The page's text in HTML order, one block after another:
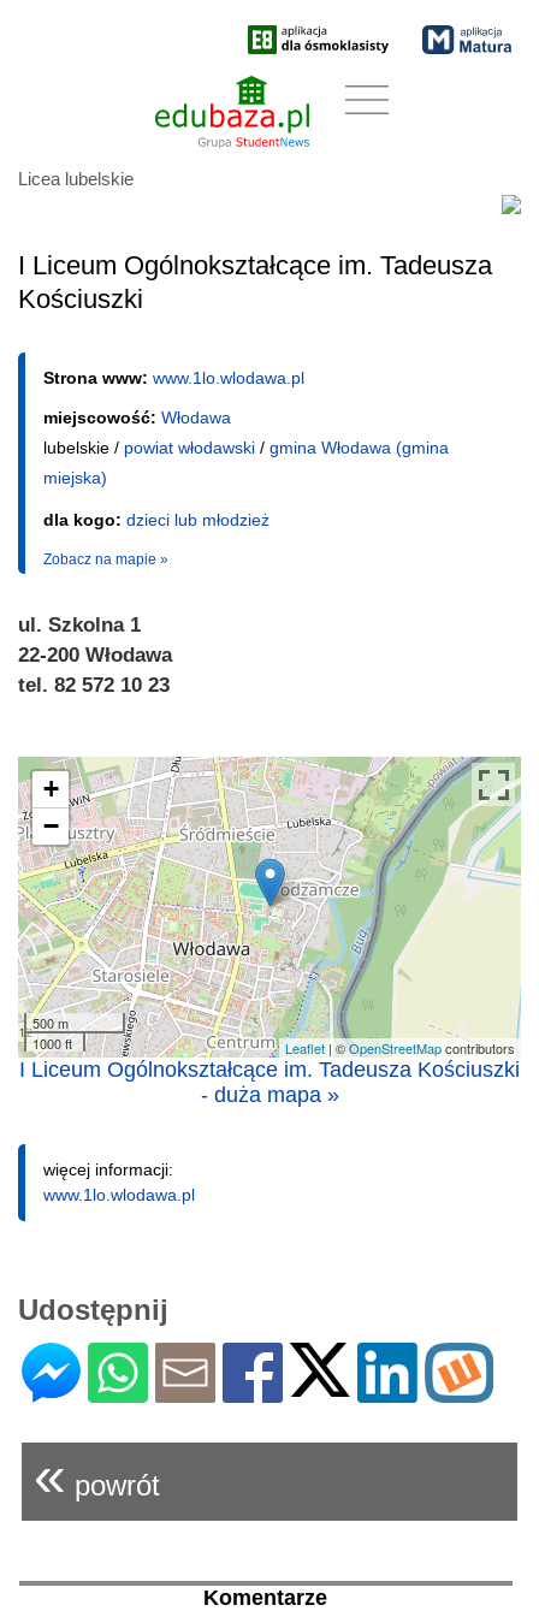
Licea lubelskie
I Liceum Ogólnokształcące im. Tadeusza
Kościuszki
Strona www: www.1lo.wlodawa.pl
miejscowość: Włodawa
lubelskie / powiat włodawski / gmina Włodawa (gmina
miejska)
dla kogo: dzieci lub młodzież
Zobacz na mapie »
ul. Szkolna 1
22-200 Włodawa
tel. 82 572 10 23
+
−
500 m
1000 ft
Leaflet | ©OpenStreetMapcontributors
I Liceum Ogólnokształcące im. Tadeusza Kościuszki
- duża mapa »
więcej informacji:
www.1lo.wlodawa.pl
Udostępnij
« powrót
Komentarze